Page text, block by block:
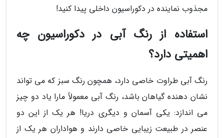
مجذوب نماینده در دکوراسیون داخلی پیدا کنید!
استفاده از رنگ آبی در دکوراسیون چه
اهمیتی دارد؟
رنگ آبی طراوت خاصی دارد، همچون رنگ سبز که می تواند
نشان دهنده گیاهان باشد، رنگ آبی معمولاً مارا یاد دو چیز
می اندازد: یکی آسمان و دیگری دریا! هر یک از این دو
عنصر در طبیعت زیبایی خاصی دارند و هواداران هر یک از